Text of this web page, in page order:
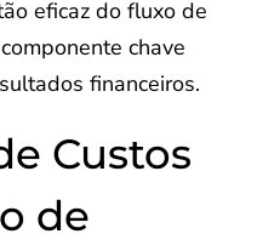
eficaz do fluxo de
chave
financeiros.
Custos
de